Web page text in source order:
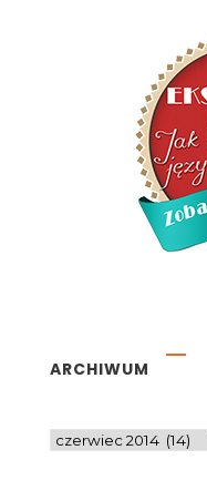
ARCHIWUM